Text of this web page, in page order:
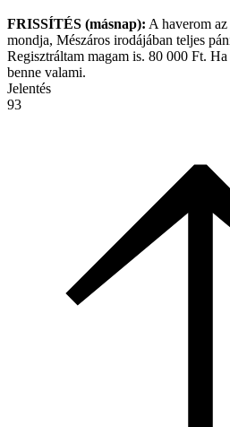
FRISSÍTÉS (másnap): A haverom
mondja, Mészáros irodájában teljes
Regisztráltam magam is. 80 000 Ft.
benne valami.
Jelentés
93